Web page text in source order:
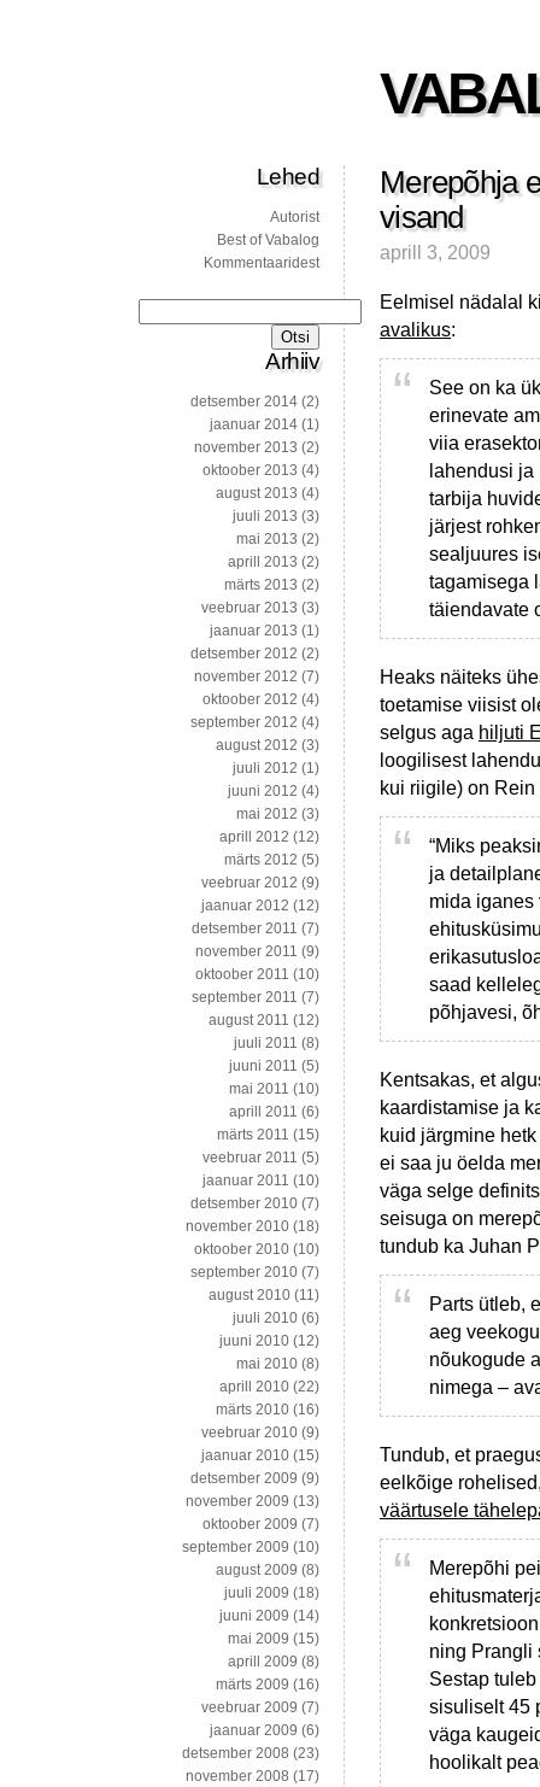
Merepõhja
visand
aprill 3, 2009
Eelmisel nädalal
avalikus:
See on ka
erinevate
viia
lahendusi ja
tarbija
järjest
sealjuures
tagamisega
täiendavate
Heaks näiteks
toetamise viisist
selgus aga hiljuti
loogilisest
kui riigile) on
“Miks
ja
mida iganes
saad
põhjavesi,
Kentsakas, et
kaardistamise ja
kuid järgmine
ei saa ju öelda
väga selge
seisuga on
tundub ka Juhan
Parts ütleb,
aeg
nõukogude
nimega –
Tundub, et
eelkõige
väärtusele
Merepõhi
ning Prangli
Sestap
sisuliselt 45
väga
hoolikalt
Lehed
Autorist
Best of Vabalog
Kommentaaridest
Arhiiv
detsember 2014 (2)
jaanuar 2014 (1)
november 2013 (2)
oktoober 2013 (4)
august 2013 (4)
juuli 2013 (3)
mai 2013 (2)
aprill 2013 (2)
märts 2013 (2)
veebruar 2013 (3)
jaanuar 2013 (1)
detsember 2012 (2)
november 2012 (7)
oktoober 2012 (4)
september 2012 (4)
august 2012 (3)
juuli 2012 (1)
juuni 2012 (4)
mai 2012 (3)
aprill 2012 (12)
märts 2012 (5)
veebruar 2012 (9)
jaanuar 2012 (12)
detsember 2011 (7)
november 2011 (9)
oktoober 2011 (10)
september 2011 (7)
august 2011 (12)
juuli 2011 (8)
juuni 2011 (5)
mai 2011 (10)
aprill 2011 (6)
märts 2011 (15)
veebruar 2011 (5)
jaanuar 2011 (10)
detsember 2010 (7)
november 2010 (18)
oktoober 2010 (10)
september 2010 (7)
august 2010 (11)
juuli 2010 (6)
juuni 2010 (12)
mai 2010 (8)
aprill 2010 (22)
märts 2010 (16)
veebruar 2010 (9)
jaanuar 2010 (15)
detsember 2009 (9)
november 2009 (13)
oktoober 2009 (7)
september 2009 (10)
august 2009 (8)
juuli 2009 (18)
juuni 2009 (14)
mai 2009 (15)
aprill 2009 (8)
märts 2009 (16)
veebruar 2009 (7)
jaanuar 2009 (6)
detsember 2008 (23)
november 2008 (17)